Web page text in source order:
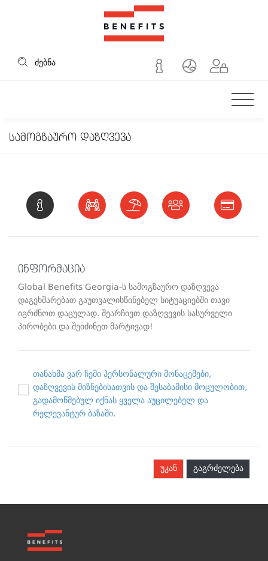
ძებნა
სამოგზაურო დაზღვევა
ინფორმაცია
Global Benefits Georgia-ს სამოგზაურო დაზღვევა
დაგეხმარებათ გაუთვალისწინებელ სიტუაციებში თავი
იგრძნოთ დაცულად. შეარჩიეთ დაზღვევის სასურველი
პირობები და შეიძინეთ მარტივად!
თანახმა ვარ ჩემი პერსონალური მონაცემები,
დაზღვევის მიზნებისათვის და შესაბამისი მოცულობით,
გადამოწმებულ იქნას ყველა აუცილებელ და
რელევანტურ ბაზაში.
უკან გაგრძელება